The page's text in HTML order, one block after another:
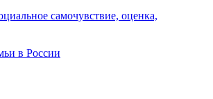
самочувствие, оценка,
в России